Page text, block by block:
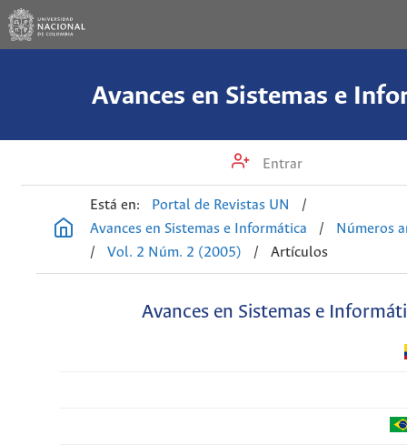
Avances en Sistemas e
Entrar
Está en: Portal de Revistas UN
/
Avances en Sistemas e Informática
/
Números
/
Vol. 2 Núm. 2 (2005) / Artículos
Avances en Sistemas e